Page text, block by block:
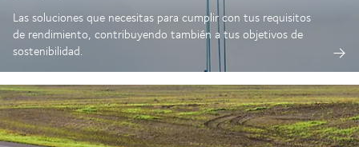
Las soluciones que necesitas para cumplir con tus requisitos
de rendimiento, contribuyendo también a tus objetivos de
sostenibilidad.